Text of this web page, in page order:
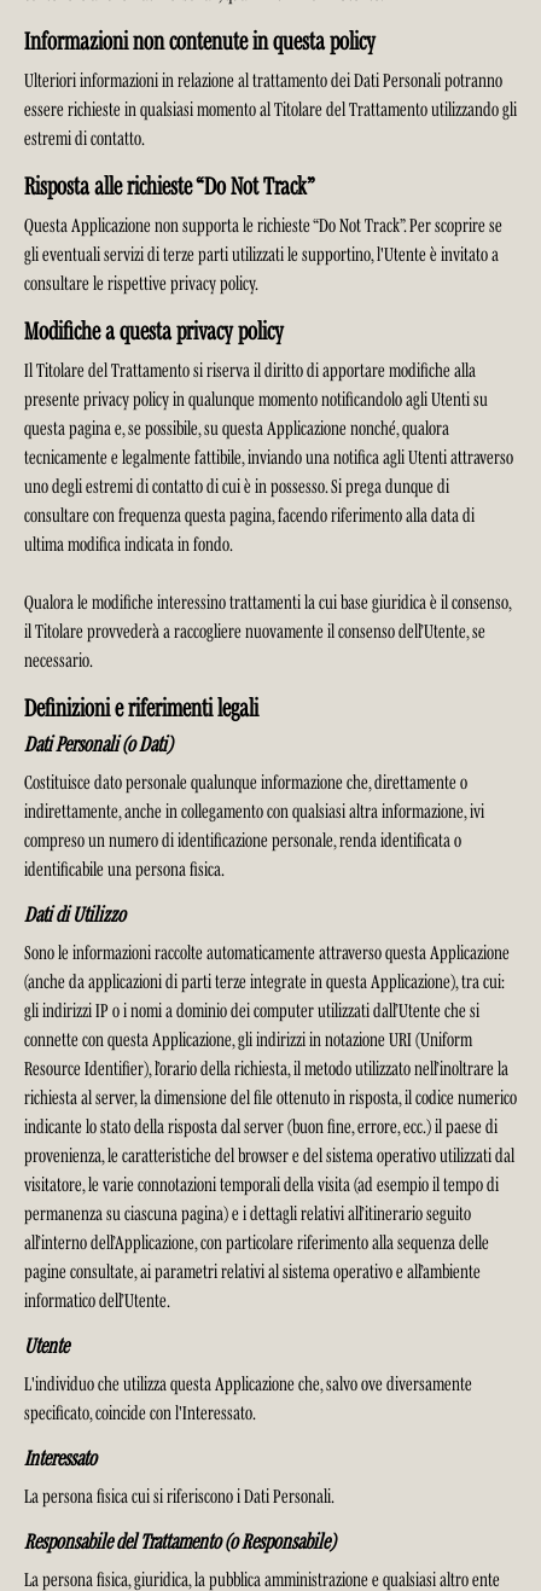
Informazioni non contenute in questa policy
Ulteriori informazioni in relazione al trattamento dei Dati Personali potranno
essere richieste in qualsiasi momento al Titolare del Trattamento utilizzando gli
estremi di contatto.
Risposta alle richieste “Do Not Track”
Questa Applicazione non supporta le richieste “Do Not Track”. Per scoprire se
gli eventuali servizi di terze parti utilizzati le supportino, l'Utente è invitato a
consultare le rispettive privacy policy.
Modifiche a questa privacy policy
Il Titolare del Trattamento si riserva il diritto di apportare modifiche alla
presente privacy policy in qualunque momento notificandolo agli Utenti su
questa pagina e, se possibile, su questa Applicazione nonché, qualora
tecnicamente e legalmente fattibile, inviando una notifica agli Utenti attraverso
uno degli estremi di contatto di cui è in possesso. Si prega dunque di
consultare con frequenza questa pagina, facendo riferimento alla data di
ultima modifica indicata in fondo.
Qualora le modifiche interessino trattamenti la cui base giuridica è il consenso,
il Titolare provvederà a raccogliere nuovamente il consenso dell’Utente, se
necessario.
Definizioni e riferimenti legali
Dati Personali (o Dati)
Costituisce dato personale qualunque informazione che, direttamente o
indirettamente, anche in collegamento con qualsiasi altra informazione, ivi
compreso un numero di identificazione personale, renda identificata o
identificabile una persona fisica.
Dati di Utilizzo
Sono le informazioni raccolte automaticamente attraverso questa Applicazione
(anche da applicazioni di parti terze integrate in questa Applicazione), tra cui:
gli indirizzi IP o i nomi a dominio dei computer utilizzati dall’Utente che si
connette con questa Applicazione, gli indirizzi in notazione URI (Uniform
Resource Identifier), l’orario della richiesta, il metodo utilizzato nell’inoltrare la
richiesta al server, la dimensione del file ottenuto in risposta, il codice numerico
indicante lo stato della risposta dal server (buon fine, errore, ecc.) il paese di
provenienza, le caratteristiche del browser e del sistema operativo utilizzati dal
visitatore, le varie connotazioni temporali della visita (ad esempio il tempo di
permanenza su ciascuna pagina) e i dettagli relativi all’itinerario seguito
all’interno dell’Applicazione, con particolare riferimento alla sequenza delle
pagine consultate, ai parametri relativi al sistema operativo e all’ambiente
informatico dell’Utente.
Utente
L'individuo che utilizza questa Applicazione che, salvo ove diversamente
specificato, coincide con l'Interessato.
Interessato
La persona fisica cui si riferiscono i Dati Personali.
Responsabile del Trattamento (o Responsabile)
La persona fisica, giuridica, la pubblica amministrazione e qualsiasi altro ente